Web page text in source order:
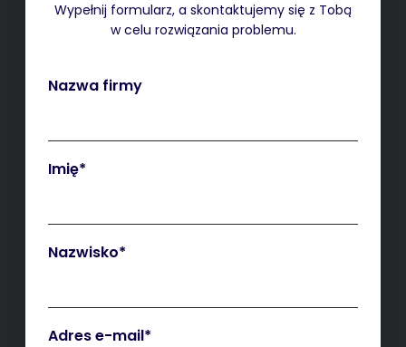
Wypełnij formularz, a skontaktujemy się z Tobą
w celu rozwiązania problemu.
Nazwa firmy
Imię*
Nazwisko*
Adres e-mail*